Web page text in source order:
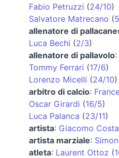
Fabio Petruzzi (24/10)
Salvatore Matrecano (
allenatore di
Luca Bechi (2/3)
allenatore di pallavolo:
Tommy Ferrari (17/6)
Lorenzo Micelli (24/10)
arbitro di calcio:
Oscar Girardi (16/5)
Luca Palanca (23/11)
artista: Giacomo
artista marziale:
atleta: Laurent Ottoz (